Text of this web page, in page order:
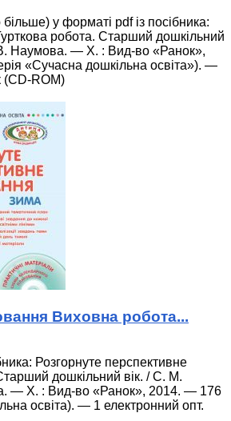
у форматі pdf із посібника:
робота. Старший дошкільний
Наумова. — Х. : Вид-во «Ранок»,
«Сучасна дошкільна освіта»). —
(СD-ROM)
Виховна робота...
Розгорнуте перспективне
дошкільний вік. / С. М.
— Х. : Вид-во «Ранок», 2014. — 176
освіта). — 1 електронний опт.